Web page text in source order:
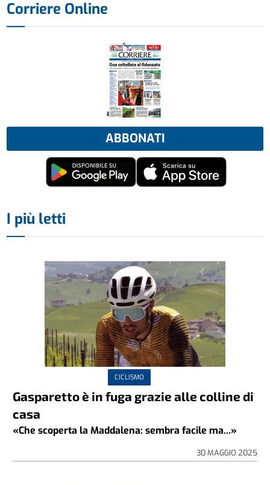
Corriere Online
ABBONATI
I più letti
CICLISMO
Gasparetto è in fuga grazie alle colline di
casa
«Che scoperta la Maddalena: sembra facile ma...»
30 MAGGIO 2025